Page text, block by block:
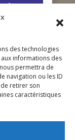
des technologies
informations des
permettra de
navigation ou les ID
retirer son
caractéristiques
de
de
de